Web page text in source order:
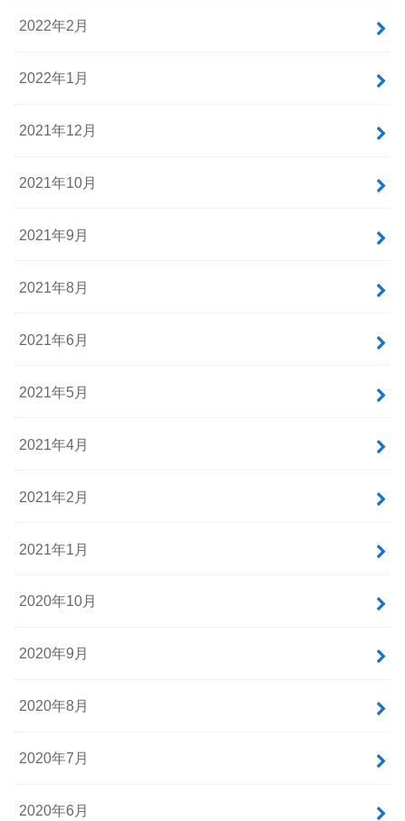
2022年2月
2022年1月
2021年12月
2021年10月
2021年9月
2021年8月
2021年6月
2021年5月
2021年4月
2021年2月
2021年1月
2020年10月
2020年9月
2020年8月
2020年7月
2020年6月